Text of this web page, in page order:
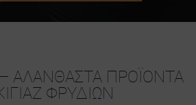
— ΑΛΆΝΘΑΣΤΑ ΠΡΟΪΌΝΤΑ
ΦΡΥΔΙΏΝ